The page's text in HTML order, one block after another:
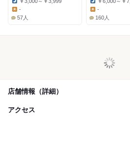
Dinner:
Lunch:
-
57人
Dinner:
-
160人
店舗情報（詳細）
アクセス